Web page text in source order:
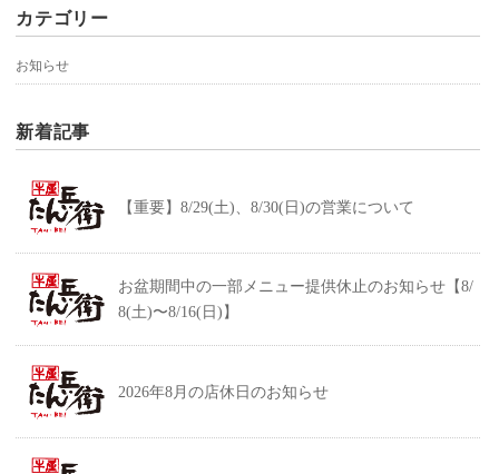
カテゴリー
お知らせ
新着記事
【重要】8/29(土)、8/30(日)の営業について
お盆期間中の一部メニュー提供休止のお知らせ【8/
8(土)〜8/16(日)】
2026年8月の店休日のお知らせ